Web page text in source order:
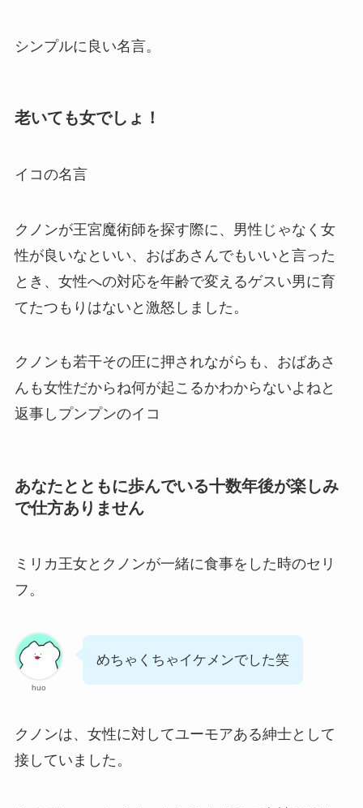
シンプルに良い名言。
老いても女でしょ！
イコの名言
クノンが王宮魔術師を探す際に、男性じゃなく女
性が良いなといい、おばあさんでもいいと言った
とき、女性への対応を年齢で変えるゲスい男に育
てたつもりはないと激怒しました。
クノンも若干その圧に押されながらも、おばあさ
んも女性だからね何が起こるかわからないよねと
返事しプンプンのイコ
あなたとともに歩んでいる十数年後が楽しみ
で仕方ありません
ミリカ王女とクノンが一緒に食事をした時のセリ
フ。
huo
めちゃくちゃイケメンでした笑
クノンは、女性に対してユーモアある紳士として
接していました。